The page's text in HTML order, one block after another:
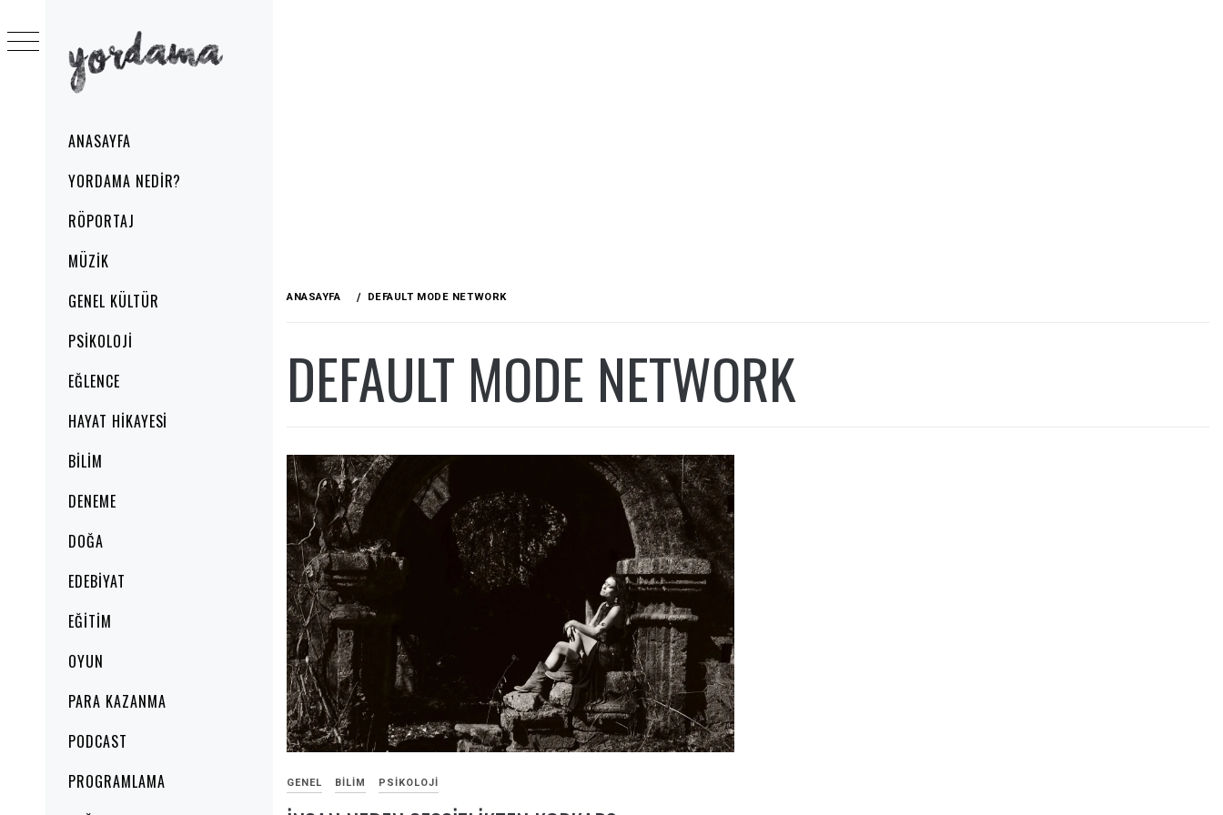
YORDAMA
MenuANASAYFA
YORDAMA NEDIR?
RÖPORTAJ
MÜZIK
GENEL KÜLTÜR
PSIKOLOJI
EĞLENCE
HAYAT HIKAYESI
BILIM
DENEME
DOĞA
EDEBIYAT
EĞITIM
OYUN
PARA KAZANMA
PODCAST
PROGRAMLAMA
to
content
ANASAYFA DEFAULT MODE NETWORK
DEFAULT MODE NETWORK
GENEL BILIM PSIKOLOJI